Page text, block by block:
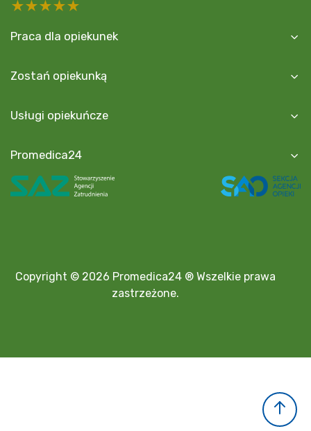
5 stars
4 stars
3 stars
2 stars
Praca dla opiekunek
Zostań opiekunką
Usługi opiekuńcze
Promedica24
Copyright © 2026 Promedica24 ® Wszelkie prawa
zastrzeżone.